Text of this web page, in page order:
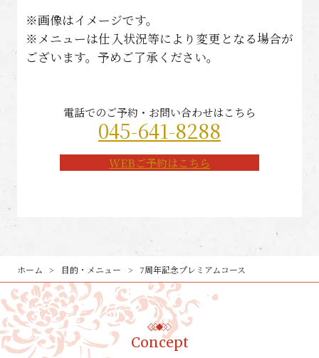
※画像はイメージです。
※メニューは仕入状況等により変更となる場合が
ございます。予めご了承ください。
電話でのご予約・お問い合わせはこちら
045-641-8288
WEBご予約はこちら
ホーム 目的・メニュー 7周年記念プレミアムコース
Concept